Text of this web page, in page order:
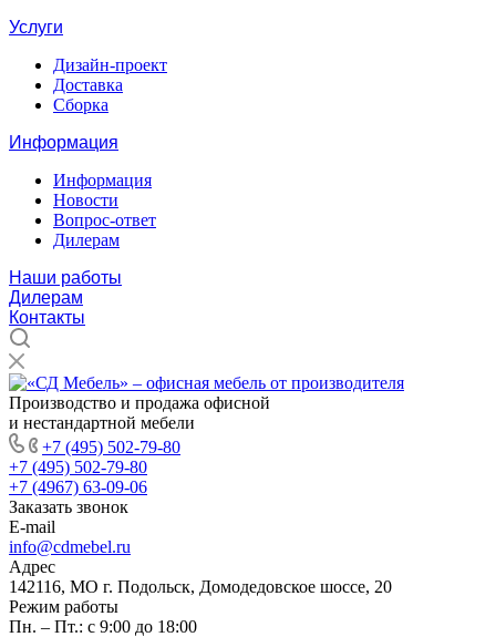
Услуги
Дизайн-проект
Доставка
Сборка
Информация
Информация
Новости
Вопрос-ответ
Дилерам
Наши работы
Дилерам
Контакты
Производство и продажа офисной
и нестандартной мебели
+7 (495) 502-79-80
+7 (495) 502-79-80
+7 (4967) 63-09-06
Заказать звонок
E-mail
info@cdmebel.ru
Адрес
142116, МО г. Подольск, Домодедовское шоссе, 20
Режим работы
Пн. – Пт.: с 9:00 до 18:00